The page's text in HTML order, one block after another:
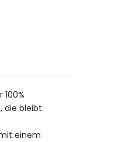
die bleibt.
einem